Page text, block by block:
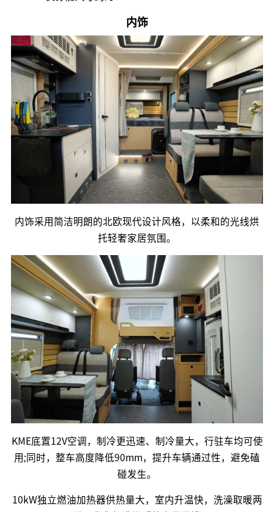
内饰
内饰采用简洁明朗的北欧现代设计风格，以柔和的光线烘
托轻奢家居氛围。
KME底置12V空调，制冷更迅速、制冷量大，行驻车均可使
用;同时，整车高度降低90mm，提升车辆通过性，避免磕
碰发生。
10kW独立燃油加热器供热量大，室内升温快，洗澡取暖两